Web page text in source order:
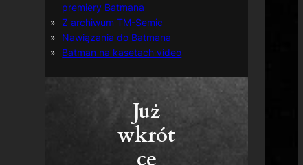
premiery Batmana
Z archiwum TM-Semic
Nawiązania do Batmana
Batman na kasetach video
Już
wkrót